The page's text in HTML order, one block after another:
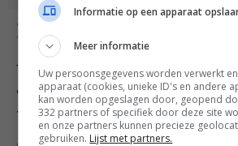
Bereiding
1 Bak voor de saus de knoflook en
olijfolie, zonder ze te laten
tomaten toe en verhit
Informatie op een apparaat
Meer informatie
Uw persoonsgegevens worden verwerkt
apparaat (cookies, unieke ID's en andere
kan worden opgeslagen door, geopend
332 partners of specifiek door deze site
en onze partners kunnen precieze
gebruiken. Lijst met partners.